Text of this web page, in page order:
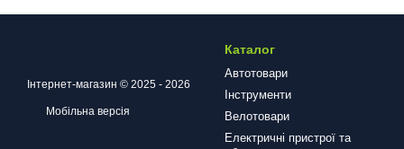
Інтернет-магазин © 2025 - 2026
Мобільна версія
Каталог
Автотовари
Інструменти
Велотовари
Електричні пристрої та